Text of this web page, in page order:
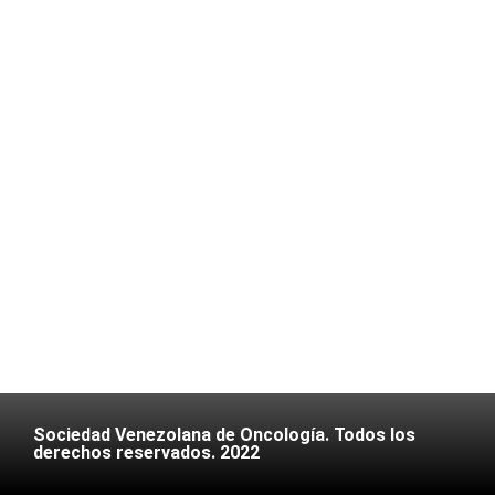
Sociedad Venezolana de Oncología. Todos los
derechos reservados. 2022